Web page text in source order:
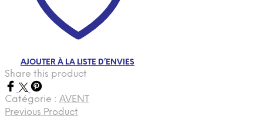
AJOUTER À LA LISTE D’ENVIES
Share this product
Catégorie : AVENT
Previous Product